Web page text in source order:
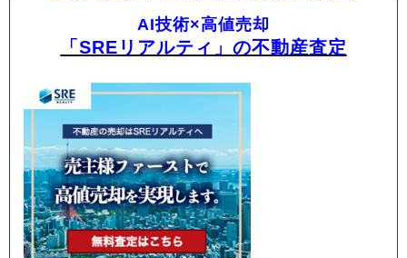
AI技術×高値売却
「SREリアルティ」の不動産査定